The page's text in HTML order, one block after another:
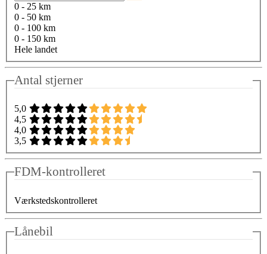
0 - 25 km
0 - 50 km
0 - 100 km
0 - 150 km
Hele landet
Antal stjerner
5,0
4,5
4,0
3,5
FDM-kontrolleret
Værkstedskontrolleret
Lånebil